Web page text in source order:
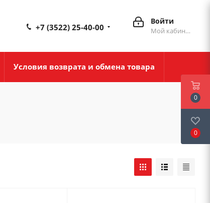
Войти
Мой кабинет
+7 (3522) 25-40-00
Условия возврата и обмена товара
0
0